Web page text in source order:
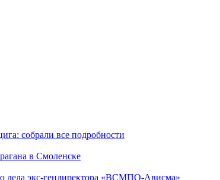
собрали все подробности
в Смоленске
дела экс-гендиректора «ВСМПО-Ависма»